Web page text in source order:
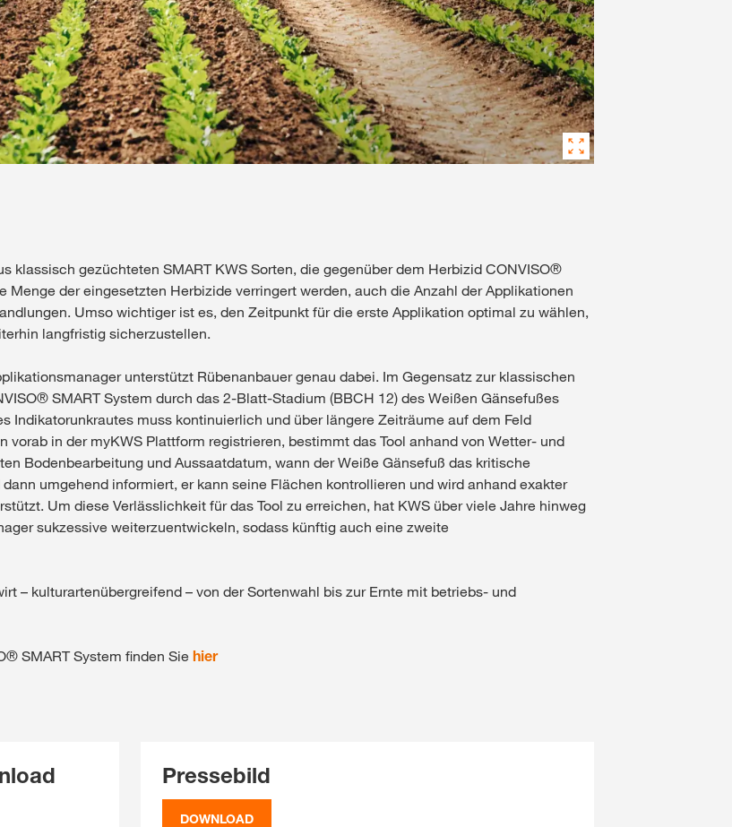
klassisch gezüchteten SMART KWS Sorten, die gegenüber dem Herbizid CONVISO®
Menge der eingesetzten Herbizide verringert werden, auch die Anzahl der Applikationen
Umso wichtiger ist es, den Zeitpunkt für die erste Applikation optimal zu wählen,
langfristig sicherzustellen.
unterstützt Rübenanbauer genau dabei. Im Gegensatz zur klassischen
SMART System durch das 2-Blatt-Stadium (BBCH 12) des Weißen Gänsefußes
Indikatorunkrautes muss kontinuierlich und über längere Zeiträume auf dem Feld
in der myKWS Plattform registrieren, bestimmt das Tool anhand von Wetter- und
Bodenbearbeitung und Aussaatdatum, wann der Weiße Gänsefuß das kritische
umgehend informiert, er kann seine Flächen kontrollieren und wird anhand exakter
Um diese Verlässlichkeit für das Tool zu erreichen, hat KWS über viele Jahre hinweg
sukzessive weiterzuentwickeln, sodass künftig auch eine zweite
– kulturartenübergreifend – von der Sortenwahl bis zur Ernte mit betriebs- und
SMART System finden Sie hier
Pressebild
DOWNLOAD